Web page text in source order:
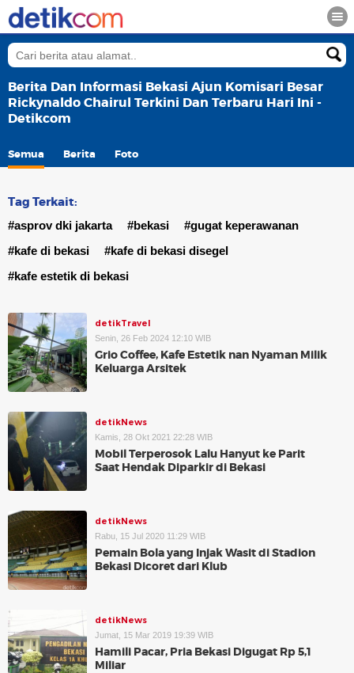
Berita Dan Informasi Bekasi Ajun Komisari Besar
Rickynaldo Chairul Terkini Dan Terbaru Hari Ini -
Detikcom
Semua Berita Foto
Tag Terkait:
#asprov dki jakarta #bekasi
#gugat keperawanan
#kafe di bekasi
#kafe di bekasi disegel
#kafe estetik di bekasi
detikTravel
Senin, 26 Feb 2024 12:10 WIB
Grio Coffee, Kafe Estetik nan Nyaman Milik
Keluarga Arsitek
detikNews
Kamis, 28 Okt 2021 22:28 WIB
Mobil Terperosok Lalu Hanyut ke Parit
Saat Hendak Diparkir di Bekasi
detikNews
Rabu, 15 Jul 2020 11:29 WIB
Pemain Bola yang Injak Wasit di Stadion
Bekasi Dicoret dari Klub
detikNews
Jumat, 15 Mar 2019 19:39 WIB
Hamili Pacar, Pria Bekasi Digugat Rp 5,1
Miliar